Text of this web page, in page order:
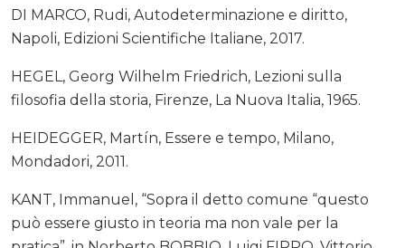
DI MARCO, Rudi, Autodeterminazione e diritto,
Napoli, Edizioni Scientifiche Italiane, 2017.
HEGEL, Georg Wilhelm Friedrich, Lezioni sulla
filosofia della storia, Firenze, La Nuova Italia, 1965.
HEIDEGGER, Martín, Essere e tempo, Milano,
Mondadori, 2011.
KANT, Immanuel, “Sopra il detto comune “questo
può essere giusto in teoria ma non vale per la